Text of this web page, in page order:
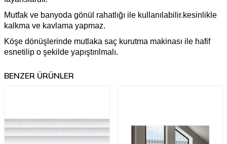
Mutfak ve banyoda gönül rahatlığı ile kullanılabilir.kesinlikle
kalkma ve kavlama yapmaz.
Köşe dönüşlerinde mutlaka saç kurutma makinası ile hafif
esnetilip o şekilde yapıştırılmalı.
BENZER ÜRÜNLER